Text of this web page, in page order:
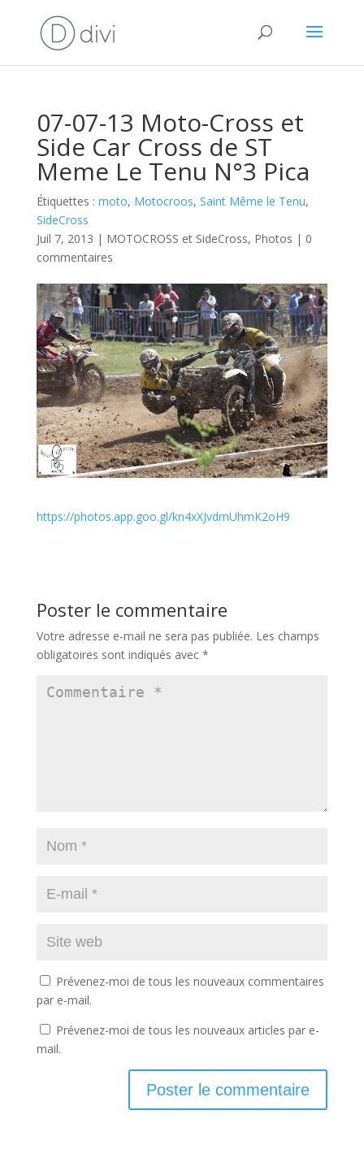
07-07-13 Moto-Cross et
Side Car Cross de ST
Meme Le Tenu N°3 Pica
Étiquettes : moto, Motocroos, Saint Même le Tenu,
SideCross
Juil 7, 2013 | MOTOCROSS et SideCross, Photos | 0
commentaires
https://photos.app.goo.gl/kn4xXJvdmUhmK2oH9
Poster le commentaire
Votre adresse e-mail ne sera pas publiée. Les champs
obligatoires sont indiqués avec *
Prévenez-moi de tous les nouveaux commentaires
par e-mail.
Prévenez-moi de tous les nouveaux articles par e-
mail.